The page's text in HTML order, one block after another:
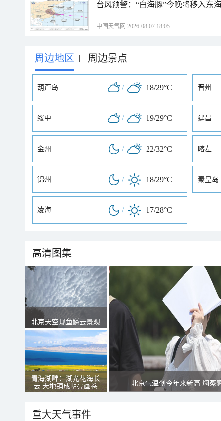
台风预警：“白海豚”今晚将移入东
中国天气网 2026-08-07 18:05
周边地区 | 周边景点
葫芦岛 / 18/29°C 晋州
绥中 / 19/29°C 建昌
金州 / 22/32°C 喀左
锦州 / 18/29°C 秦皇岛
凌海 / 17/28°C
高清图集
北京天空现鱼鳞云景观
青海湖畔：湖光花海长
云 天地铺成明亮画卷
北京气温创今年来新高 焖蒸
重大天气事件